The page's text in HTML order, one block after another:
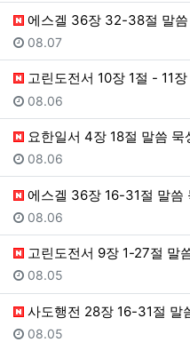
에스겔 36장 32-38절 말
등록일
08.07
고린도전서 10장 1절 - 11
등록일
08.06
요한일서 4장 18절 말씀 묵
등록일
08.06
에스겔 36장 16-31절 말씀
등록일
08.06
고린도전서 9장 1-27절 말
등록일
08.05
사도행전 28장 16-31절 말
등록일
08.05